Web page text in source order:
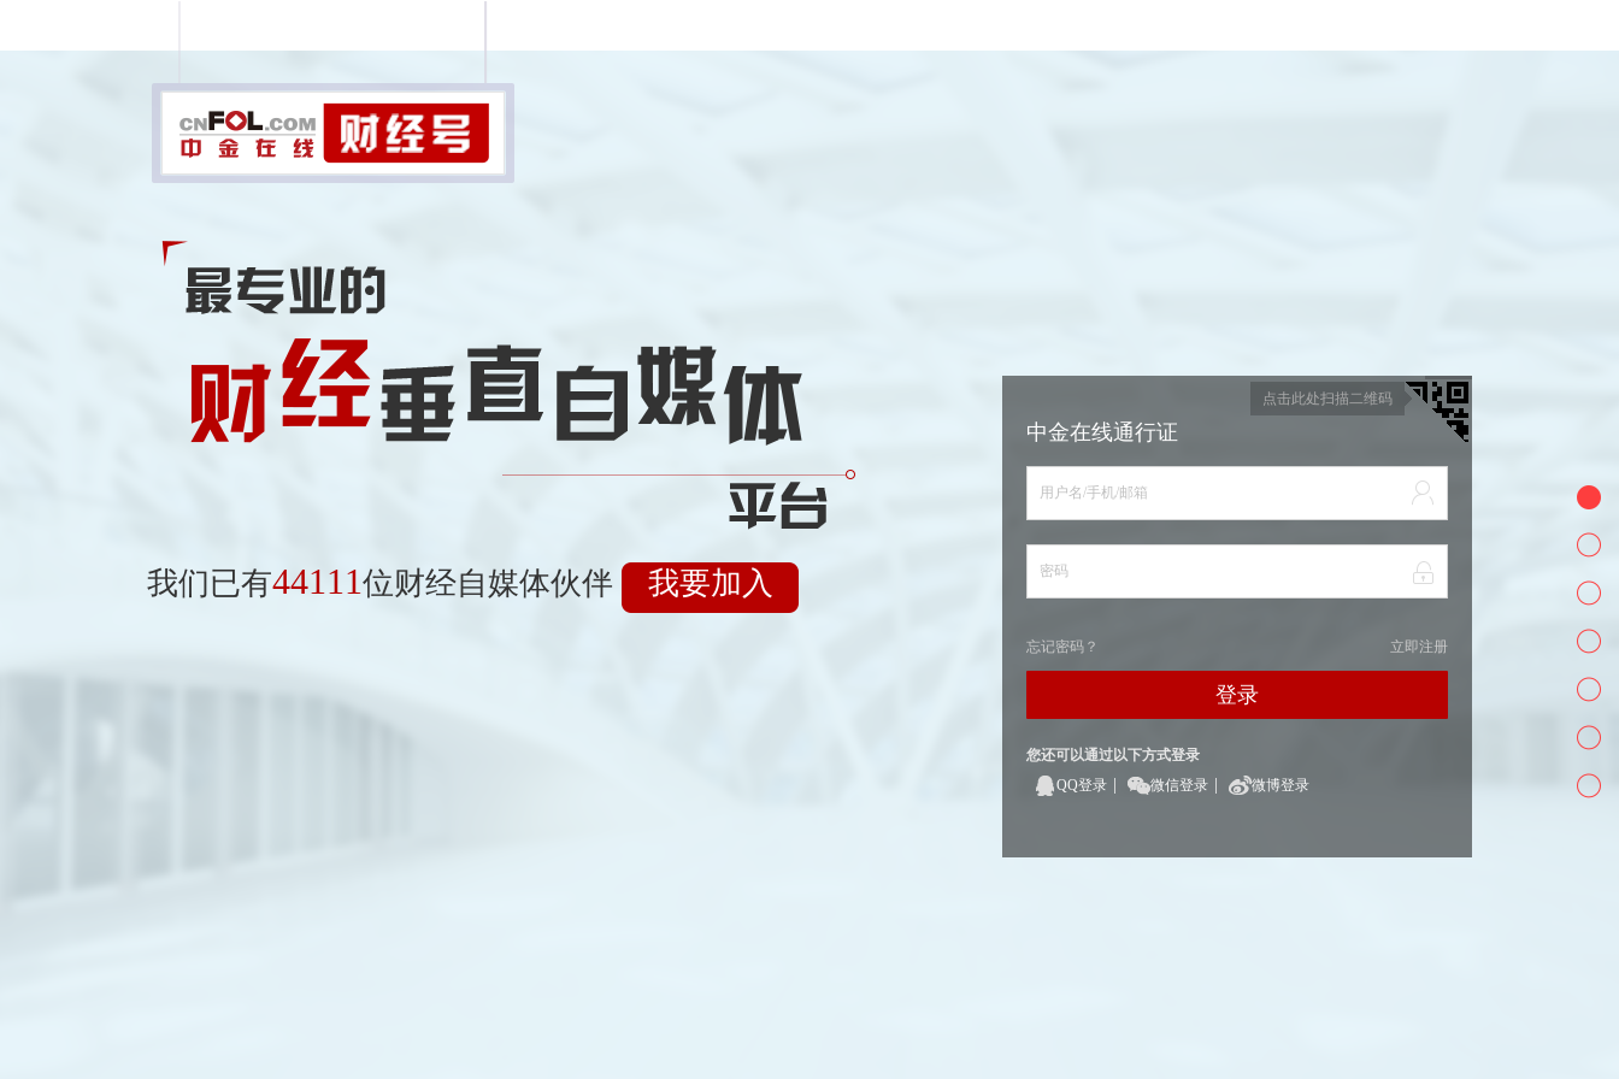
我们已有44111位财经自媒体伙伴 我要加入
点击此处扫描二维码
中金在线通行证
用户名/手机/邮箱
密码
立即注册
忘记密码？
登录
您还可以通过以下方式登录
QQ登录
微信登录 微博登录